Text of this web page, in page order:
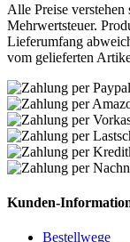
Alle Preise
Mehrwertsteuer.
Lieferumfang
vom gelieferten
Kunden-
Bestellwege